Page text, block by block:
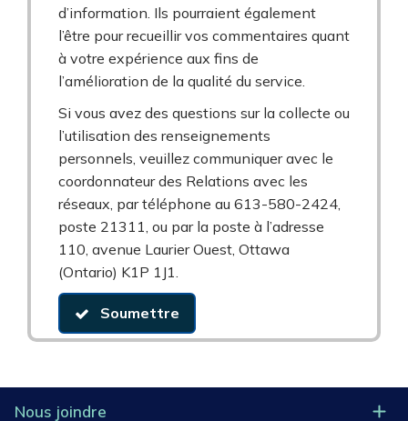
d’information. Ils pourraient également
l’être pour recueillir vos commentaires quant
à votre expérience aux fins de
l’amélioration de la qualité du service.
Si vous avez des questions sur la collecte ou
l’utilisation des renseignements
personnels, veuillez communiquer avec le
coordonnateur des Relations avec les
réseaux, par téléphone au 613-580-2424,
poste 21311, ou par la poste à l’adresse
110, avenue Laurier Ouest, Ottawa
(Ontario) K1P 1J1.
Soumettre
Nous joindre